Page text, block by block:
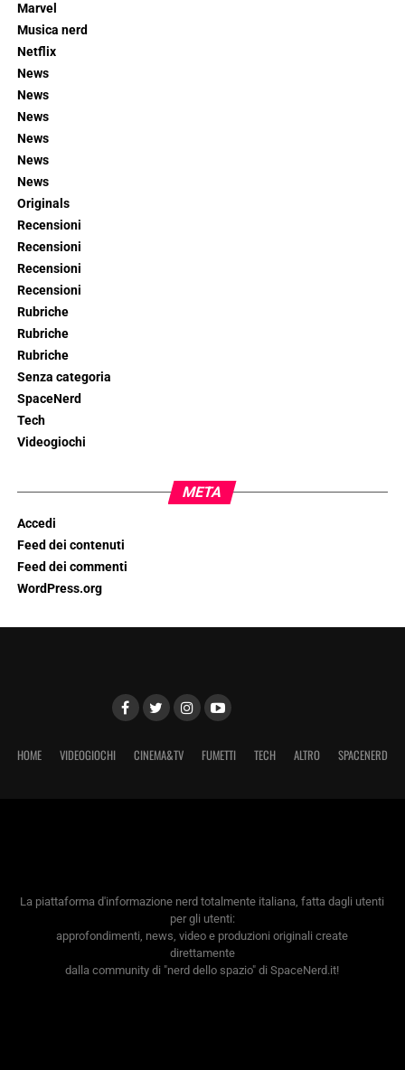
Marvel
Musica nerd
Netflix
News
News
News
News
News
News
Originals
Recensioni
Recensioni
Recensioni
Recensioni
Rubriche
Rubriche
Rubriche
Senza categoria
SpaceNerd
Tech
Videogiochi
META
Accedi
Feed dei contenuti
Feed dei commenti
WordPress.org
HOME VIDEOGIOCHI CINEMA&TV FUMETTI TECH ALTRO SPACENERD
La piattaforma d'informazione nerd totalmente italiana, fatta dagli utenti
per gli utenti:
approfondimenti, news, video e produzioni originali create
direttamente
dalla community di "nerd dello spazio" di SpaceNerd.it!